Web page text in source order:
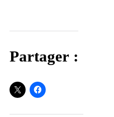
Partager :